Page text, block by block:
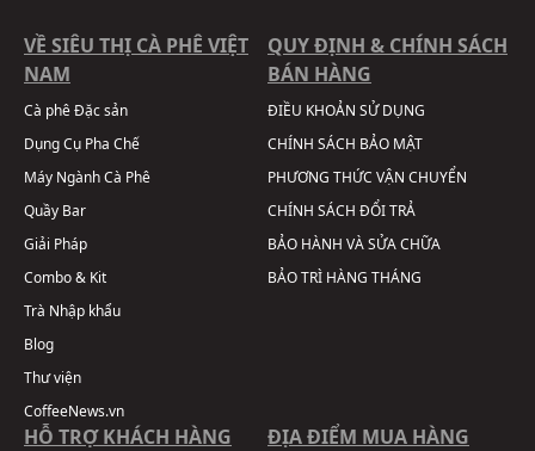
VỀ SIÊU THỊ CÀ PHÊ VIỆT
NAM
Cà phê Đặc sản
Dụng Cụ Pha Chế
Máy Ngành Cà Phê
Quầy Bar
Giải Pháp
Combo & Kit
Trà Nhập khẩu
Blog
Thư viện
CoffeeNews.vn
QUY ĐỊNH & CHÍNH SÁCH
BÁN HÀNG
ĐIỀU KHOẢN SỬ DỤNG
CHÍNH SÁCH BẢO MẬT
PHƯƠNG THỨC VẬN CHUYỂN
CHÍNH SÁCH ĐỔI TRẢ
BẢO HÀNH VÀ SỬA CHỮA
BẢO TRÌ HÀNG THÁNG
HỖ TRỢ KHÁCH HÀNG ĐỊA ĐIỂM MUA HÀNG